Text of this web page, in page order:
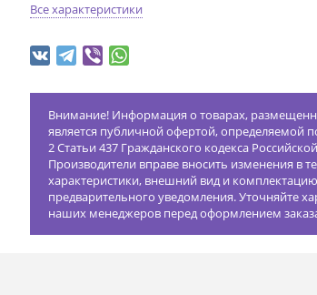
Все характеристики
Внимание! Информация о товарах,
является публичной офертой, определяемой
2 Статьи 437 Гражданского кодекса
Производители вправе вносить изменения в
характеристики, внешний вид и
предварительного уведомления. Уточняйте
наших менеджеров перед оформлением